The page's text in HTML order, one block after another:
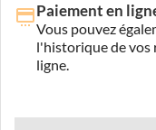
Paiement en
Vous pouvez
l'historique de vos
ligne.